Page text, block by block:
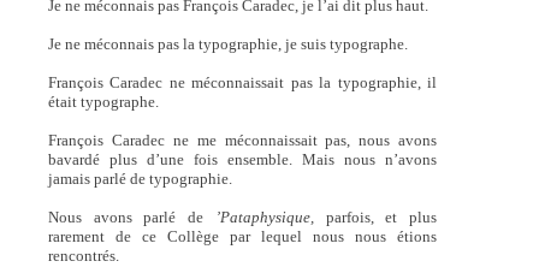
Je ne méconnais pas François Caradec, je l’ai dit plus haut.
Je ne méconnais pas la typographie, je suis typographe.
François Caradec ne méconnaissait pas la typographie, il
était typographe.
François Caradec ne me méconnaissait pas, nous avons
bavardé plus d’une fois ensemble. Mais nous n’avons
jamais parlé de typographie.
Nous avons parlé de ’Pataphysique,
parfois, et plus
rarement de ce Collège par lequel nous nous étions
rencontrés.